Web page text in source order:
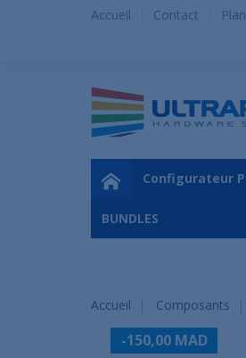
Accueil Contact
Configurateur
BUNDLES
Accueil Composants
-150,00 MAD